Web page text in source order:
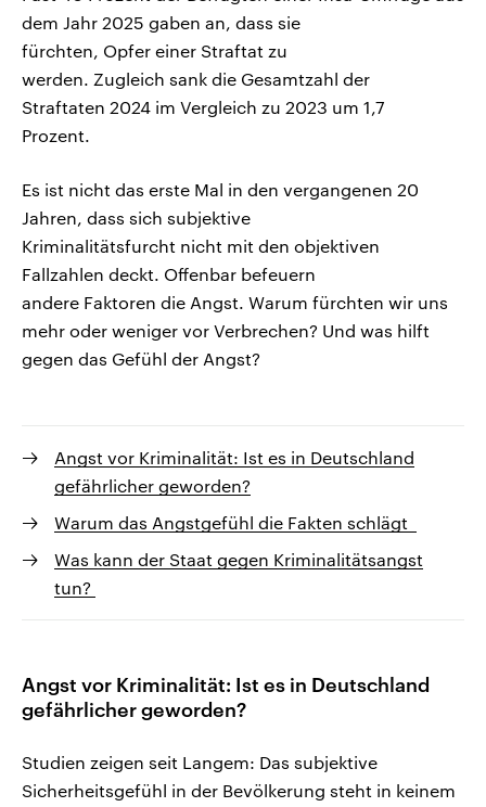
dem Jahr 2025 gaben an, dass sie
fürchten, Opfer einer Straftat zu
werden. Zugleich sank die Gesamtzahl der
Straftaten 2024 im Vergleich zu 2023 um 1,7
Prozent.
Es ist nicht das erste Mal in den vergangenen 20
Jahren, dass sich subjektive
Kriminalitätsfurcht nicht mit den objektiven
Fallzahlen deckt. Offenbar befeuern
andere Faktoren die Angst. Warum fürchten wir uns
mehr oder weniger vor Verbrechen? Und was hilft
gegen das Gefühl der Angst?
Angst vor Kriminalität: Ist es in Deutschland
gefährlicher geworden?
Warum das Angstgefühl die Fakten schlägt
Was kann der Staat gegen Kriminalitätsangst
tun?
Angst vor Kriminalität: Ist es in Deutschland
gefährlicher geworden?
Studien zeigen seit Langem: Das subjektive
Sicherheitsgefühl in der Bevölkerung steht in keinem